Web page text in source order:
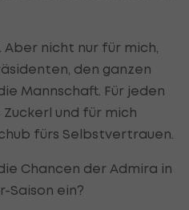
nicht nur für mich,
den ganzen
Mannschaft. Für jeden
und für mich
fürs Selbstvertrauen.
Chancen der Admira in
Saison ein?